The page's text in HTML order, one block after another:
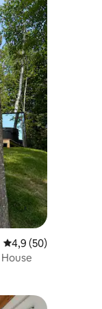
5 üzerinden
4,9 (50)